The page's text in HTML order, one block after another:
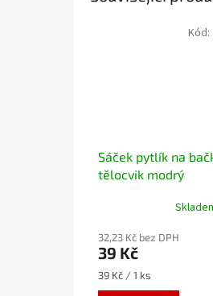
Sáček pytlík na
tělocvik modrý
32,23 Kč bez DPH
39 Kč
Měrná
cena:
39 Kč / 1 ks
Kód: